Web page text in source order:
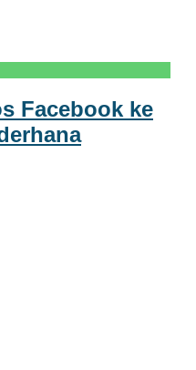
Facebook ke